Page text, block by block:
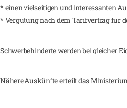
* einen vielseitigen und interessanten
* Vergütung nach dem Tarifvertrag für
Schwerbehinderte werden bei gleicher
Nähere Auskünfte erteilt das